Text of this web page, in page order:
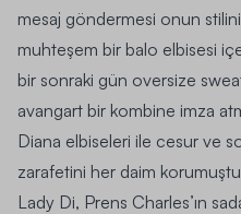
mesaj göndermesi onun
muhteşem bir balo elbisesi
bir sonraki gün oversize
avangart bir kombine imza
Diana elbiseleri ile cesur ve
zarafetini her daim
Lady Di, Prens Charles’ın